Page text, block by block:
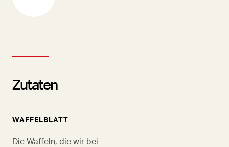
Zutaten
WAFFELBLATT
Die Waffeln, die wir bei